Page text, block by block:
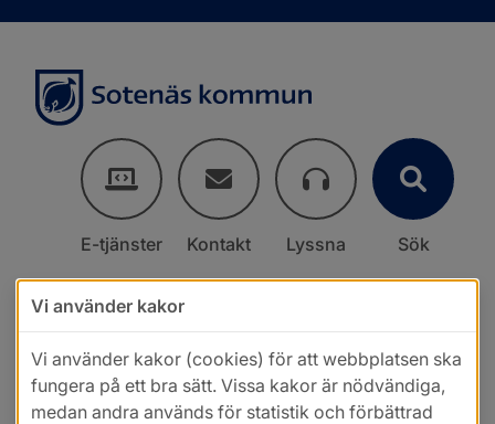
E-tjänster Kontakt Lyssna Sök
Vi använder kakor
Vi använder kakor (cookies) för att webbplatsen ska
fungera på ett bra sätt. Vissa kakor är nödvändiga,
medan andra används för statistik och förbättrad